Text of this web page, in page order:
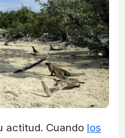
actitud. Cuando los